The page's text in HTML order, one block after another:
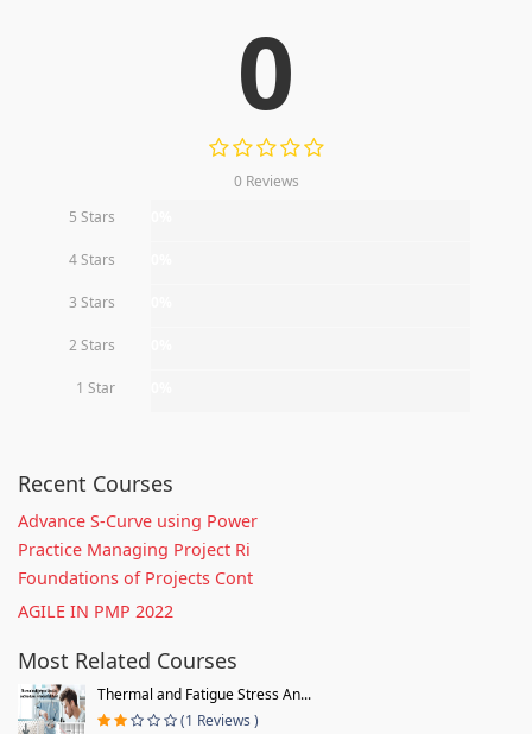
0
0 Reviews
5 Stars
4 Stars
3 Stars
2 Stars
1 Star
Recent Courses
Advance S-Curve using Power
Practice Managing Project Ri
Foundations of Projects Cont
AGILE IN PMP 2022
Most Related Courses
Thermal and Fatigue Stress An...
(1 Reviews )